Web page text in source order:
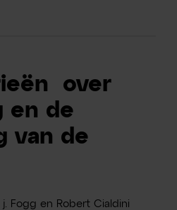
over
en de
van de
j. Fogg en Robert Cialdini